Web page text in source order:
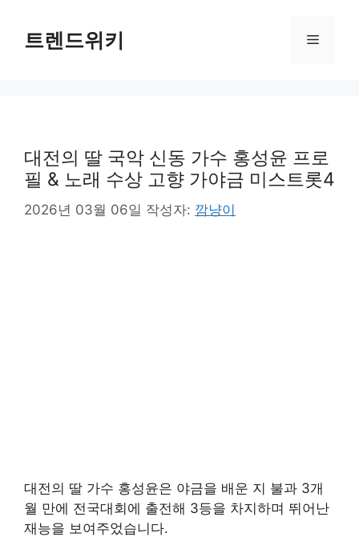
트렌드위키 메
대전의 딸 국악 신동 가수 홍성윤 프로
필 & 노래 수상 고향 가야금 미스트롯4
2026년 03월 06일 작성자: 깜냥이
대전의 딸 가수 홍성윤은 야금을 배운 지 불과 3개
월 만에 전국대회에 출전해 3등을 차지하며 뛰어난
재능을 보여주었습니다.